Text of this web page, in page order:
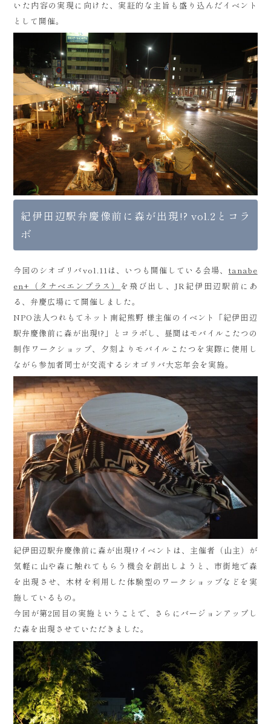
いた内容の実現に向けた、実証的な主旨も盛り込んだイベント
として開催。
紀伊田辺駅弁慶像前に森が出現!? vol.2とコラ
ボ
今回のシオゴリバvol.11は、いつも開催している会場、 tanabe
en+（タナベエンプラス） を飛び出し、JR紀伊田辺駅前にあ
る、弁慶広場にて開催しました。
NPO法人つれもてネット南紀熊野 様主催のイベント「紀伊田辺
駅弁慶像前に森が出現!?」とコラボし、昼間はモバイルこたつの
制作ワークショップ、夕刻よりモバイルこたつを実際に使用し
ながら参加者同士が交流するシオゴリバ大忘年会を実施。
紀伊田辺駅弁慶像前に森が出現!?イベントは、主催者（山主）が
気軽に山や森に触れてもらう機会を創出しようと、市街地で森
を出現させ、木材を利用した体験型のワークショップなどを実
施しているもの。
今回が第2回目の実施ということで、さらにバージョンアップし
た森を出現させていただきました。